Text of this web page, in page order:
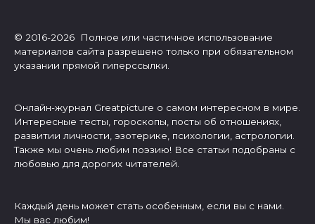
© 2016-2026 Полное или частичное использование
материалов сайта разрешено только при обязательном
указании прямой гиперссылки.
Онлайн-журнал Greatpicture о самом интересном в мире.
Интересные тесты, гороскопы, посты об отношениях,
развитии личности, эзотерике, психологии, астрологии.
Также мы очень любим поэзию! Все статьи подобраны с
любовью для дорогих читателей.
Каждый день может стать особенным, если вы с нами.
Мы вас любим!